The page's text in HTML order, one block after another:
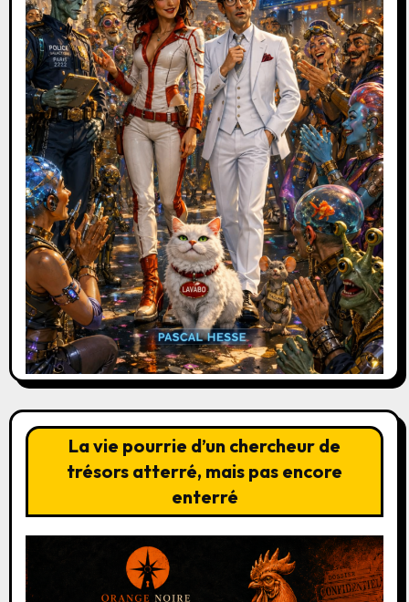
La vie pourrie d’un chercheur de
trésors atterré, mais pas encore
enterré